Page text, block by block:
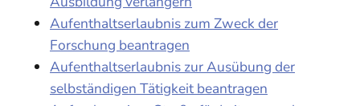
Aufenthaltserlaubnis zum Zweck der
Forschung beantragen
Aufenthaltserlaubnis zur Ausübung der
selbständigen Tätigkeit beantragen